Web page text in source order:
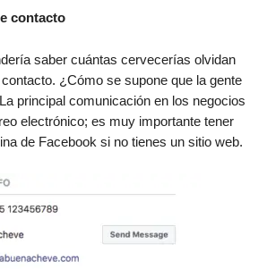
contacto
saber cuántas cervecerías olvidan
¿Cómo se supone que la gente
principal comunicación en los negocios
electrónico; es muy importante tener
de Facebook si no tienes un sitio web.